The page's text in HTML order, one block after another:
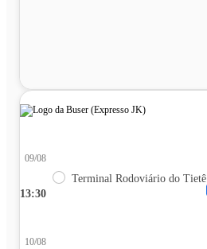
13:30
09/08
Terminal Rodoviário do Tietê
10/08